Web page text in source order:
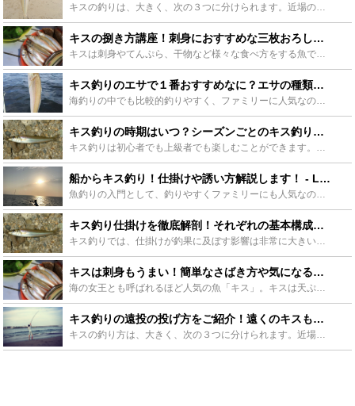
キスの釣りは、大きく、次の３つに分けられます。近場のチョイ投げ、遠くのポイントや深場を狙う遠投、そして、沖の船釣りです。どの釣りも、楽しく、家族連れで楽しむ釣りとしても人気があります。ここでは、キス...
キスの捌き方講座！刺身におすすめな三枚おろしや背開きなど！ - Leisurego(レジャーゴー)
キスは刺身やてんぷら、干物など様々な食べ方をする魚です。釣った魚を食べるには捌く必要があり、作る料理によって捌き方を変える必要があります。この記事ではキスの捌き方を紹介します。背開き、三枚おろしなど...
キス釣りのエサで１番おすすめなに？エサの種類や付け方をご解説します！ - Leisurego(レジャーゴー)
海釣りの中でも比較的釣りやすく、ファミリーに人気なのがキス釣りです。しかし、せっかく家族で釣りにでかけるのですから、一匹でも多く釣って帰りたいと思われる方が多いのではないでしょうか。実は、キスの釣果...
キス釣りの時期はいつ？シーズンごとのキス釣りと釣り方のコツをご紹介します！ - Leisurego(レジャーゴー)
キス釣りは初心者でも上級者でも楽しむことができます。四季に関係なく、常に釣れる魚なので、釣り好きなら誰もが楽しむことができます。ボートや船での釣りや、海岸での釣りなど、いろいろな釣り方があります。ま...
船からキス釣り！仕掛けや誘い方解説します！ - Leisurego(レジャーゴー)
魚釣りの入門として、釣りやすくファミリーにも人気なのがキス釣りです。一般的に砂浜や防波堤から釣ることが多いと言われていますが、実は船釣りも人気なのです。今回はキスの船釣りをするための方法や仕掛けや釣...
キス釣り仕掛けを徹底解剖！それぞれの基本構成と必要アイテムとは？ - Leisurego(レジャーゴー)
キス釣りでは、仕掛けが釣果に及ぼす影響は非常に大きいです。そのため、使用するエサや釣り方のスタイルが同じ場合でも、仕掛け選び一つで釣果に雲泥の差が生じます。この記事では、投げ釣り用のキス釣り仕掛けに...
キスは刺身もうまい！簡単なさばき方や気になる寄生虫についてもご紹介 - Leisurego(レジャーゴー)
海の女王とも呼ばれるほど人気の魚「キス」。キスは天ぷらや塩焼きのイメージがありますが、旬の刺身の味はとにかく絶品です。ただし小ぶりのキスはさばくのに手間がかかります。そこで、キスのおいしい刺身を食べ...
キス釣りの遠投の投げ方をご紹介！遠くのキスも遠投で攻略！ - Leisurego(レジャーゴー)
キスの釣り方は、大きく、次の３つに分けられます。近場のチョイ投げ、遠くのポイントや深場を狙う遠投、そして、沖の船釣りです。どの釣りも、楽しく、人気のある釣りです。特にきす釣りの遠投は、難しいですが投...